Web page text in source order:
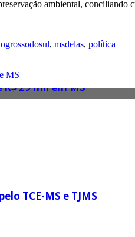
ambiental, conciliando
, msdelas, política
MS
29 mil em MS
TCE-MS e TJMS